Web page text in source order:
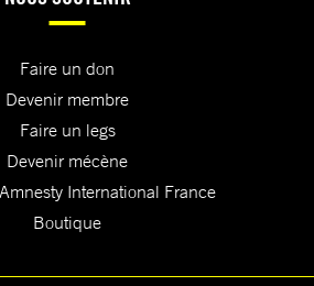
Faire un don
Devenir membre
Faire un legs
Devenir mécène
International France
Boutique